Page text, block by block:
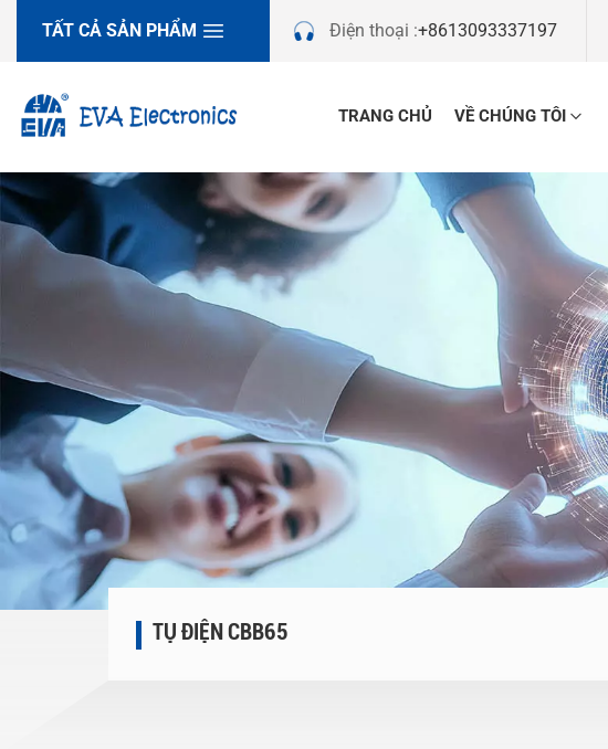
TẤT CẢ SẢN PHẨM Điện thoại :+8613093337197
TRANG CHỦ VỀ CHÚNG TÔI
TỤ ĐIỆN CBB65